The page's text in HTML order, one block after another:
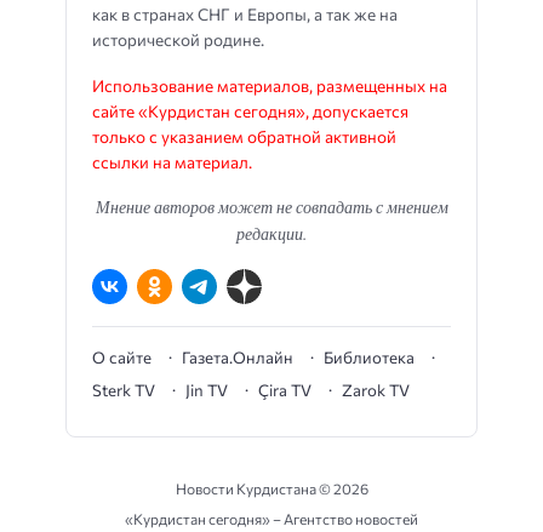
как в странах СНГ и Европы, а так же на
исторической родине.
Использование материалов, размещенных на
сайте «Курдистан сегодня», допускается
только с указанием обратной активной
ссылки на материал.
Мнение авторов может не совпадать с мнением
редакции.
О сайте Газета.Онлайн
Библиотека
Sterk TV
Jin TV Çira TV Zarok TV
Новости Курдистана ©2026
«Курдистан сегодня» – Агентство новостей